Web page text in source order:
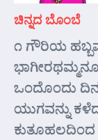
ಚಿನ್ನದ ಬೊಂಬೆ
೧ ಗೌರಿಯ
ಒಂದೊಂದು
ಯುಗವನ್ನು